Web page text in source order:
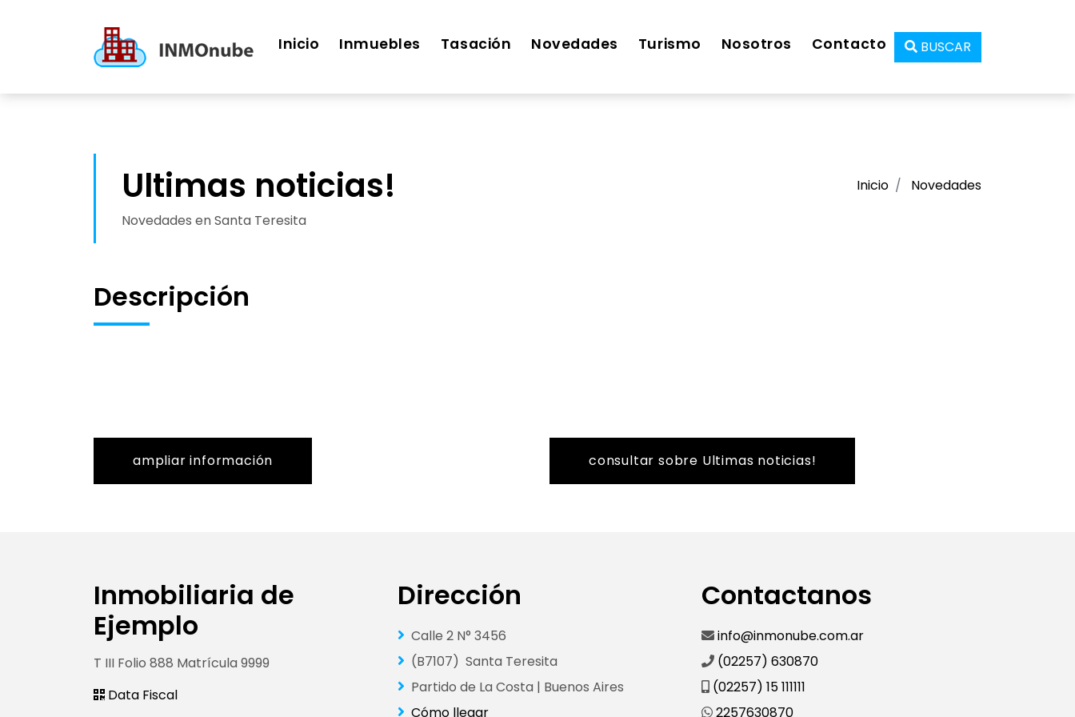
Inicio Inmuebles Tasación Novedades Turismo Nosotros Contacto BUSCAR
Ultimas noticias!
Novedades en Santa Teresita
Inicio Novedades
Descripción
ampliar información consultar sobre Ultimas noticias!
Inmobiliaria de
Ejemplo
T III Folio 888 Matrícula 9999
Data Fiscal
Dirección
Calle 2 N° 3456
(B7107) Santa Teresita
Partido de La Costa | Buenos Aires
Cómo llegar
Contactanos
info@inmonube.com.ar
(02257) 630870
(02257) 15 111111
2257630870